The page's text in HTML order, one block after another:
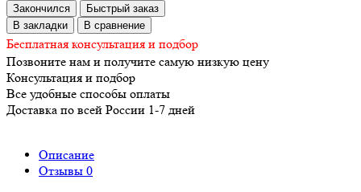
Закончился
Быстрый заказ
В закладки
В сравнение
Бесплатная консультация и подбор
Позвоните нам и получите самую низкую цену
Консультация и подбор
Все удобные способы оплаты
Доставка по всей России 1-7 дней
Описание
Отзывы 0